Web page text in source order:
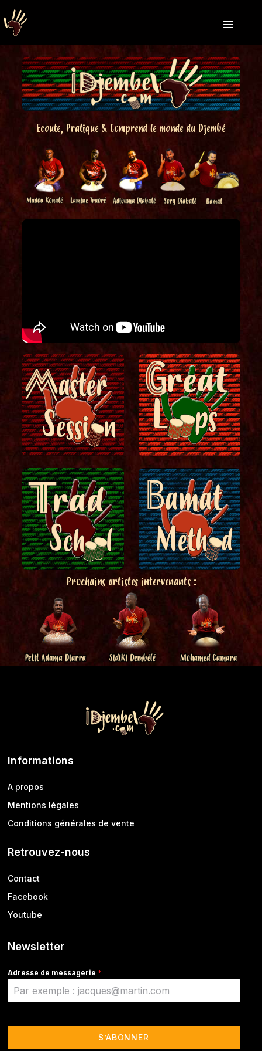
Ecoute, Pratique & Comprend le monde du Djembé
Prochains artistes intervenants :
Informations
A propos
Mentions légales
Conditions générales de vente
Retrouvez-nous
Contact
Facebook
Youtube
Newsletter
Adresse de messagerie *
S’ABONNER